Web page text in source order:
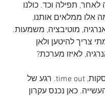
תפילה וכד. כולנו
אלו ממלאים אותנו,
מוטיבציה, משמעות.
צריך להיטען ולאן
לאיזו מערכת?
הגוף זקוק להפסקות, time out. רגע של
כאן נכנס עקרון